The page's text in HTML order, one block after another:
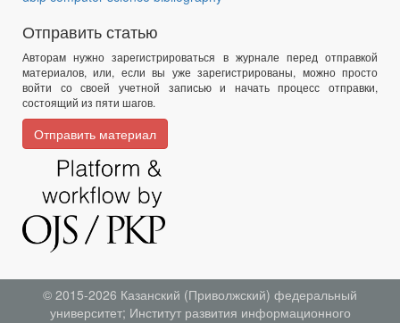
Отправить статью
Авторам нужно зарегистрироваться в журнале перед отправкой
материалов, или, если вы уже зарегистрированы, можно просто
войти со своей учетной записью и начать процесс отправки,
состоящий из пяти шагов.
Отправить материал
© 2015-2026 Казанский (Приволжский) федеральный
университет; Институт развития информационного